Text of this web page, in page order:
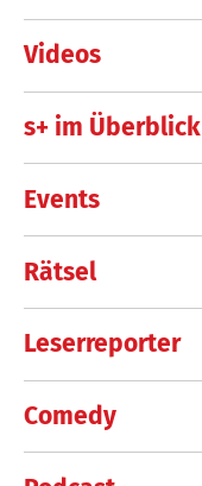
Videos
s+ im Überblick
Events
Rätsel
Leserreporter
Comedy